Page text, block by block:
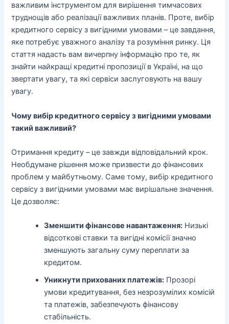
важливим інструментом для вирішення тимчасових
труднощів або реалізації важливих планів. Проте, вибір
кредитного сервісу з вигідними умовами – це завдання,
яке потребує уважного аналізу та розуміння ринку. Ця
стаття надасть вам вичерпну інформацію про те, як
знайти найкращі кредитні пропозиції в Україні, на що
звертати увагу, та які сервіси заслуговують на вашу
увагу.
Чому вибір кредитного сервісу з вигідними умовами
такий важливий?
Отримання кредиту – це завжди відповідальний крок.
Необдумане рішення може призвести до фінансових
проблем у майбутньому. Саме тому, вибір кредитного
сервісу з вигідними умовами має вирішальне значення.
Це дозволяє:
Зменшити фінансове навантаження: Низькі
відсоткові ставки та вигідні комісії значно
зменшують загальну суму переплати за
кредитом.
Уникнути прихованих платежів: Прозорі
умови кредитування, без незрозумілих комісій
та платежів, забезпечують фінансову
стабільність.